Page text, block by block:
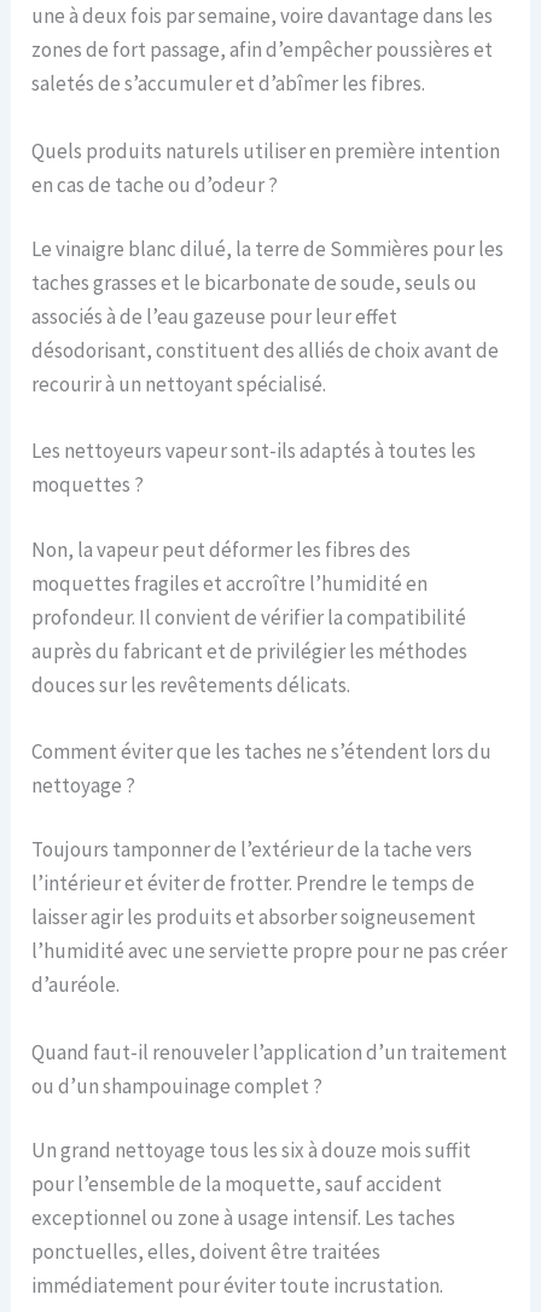
une à deux fois par semaine, voire davantage dans les
zones de fort passage, afin d’empêcher poussières et
saletés de s’accumuler et d’abîmer les fibres.
Quels produits naturels utiliser en première intention
en cas de tache ou d’odeur ?
Le vinaigre blanc dilué, la terre de Sommières pour les
taches grasses et le bicarbonate de soude, seuls ou
associés à de l’eau gazeuse pour leur effet
désodorisant, constituent des alliés de choix avant de
recourir à un nettoyant spécialisé.
Les nettoyeurs vapeur sont-ils adaptés à toutes les
moquettes ?
Non, la vapeur peut déformer les fibres des
moquettes fragiles et accroître l’humidité en
profondeur. Il convient de vérifier la compatibilité
auprès du fabricant et de privilégier les méthodes
douces sur les revêtements délicats.
Comment éviter que les taches ne s’étendent lors du
nettoyage ?
Toujours tamponner de l’extérieur de la tache vers
l’intérieur et éviter de frotter. Prendre le temps de
laisser agir les produits et absorber soigneusement
l’humidité avec une serviette propre pour ne pas créer
d’auréole.
Quand faut-il renouveler l’application d’un traitement
ou d’un shampouinage complet ?
Un grand nettoyage tous les six à douze mois suffit
pour l’ensemble de la moquette, sauf accident
exceptionnel ou zone à usage intensif. Les taches
ponctuelles, elles, doivent être traitées
immédiatement pour éviter toute incrustation.